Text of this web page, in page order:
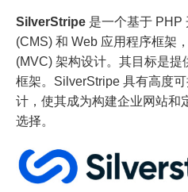
SilverStripe 是一个基于 PHP
(CMS) 和 Web 应用程序框架
(MVC) 架构设计。其目标是
框架。SilverStripe 具有高度
计，使其成为构建企业网站和
选择。